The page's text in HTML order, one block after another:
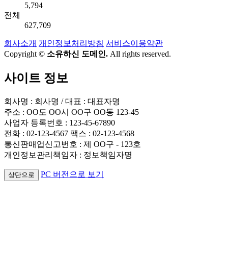
5,794
전체
627,709
회사소개 개인정보처리방침 서비스이용약관
Copyright © 소유하신 도메인. All rights reserved.
사이트 정보
회사명 : 회사명 / 대표 : 대표자명
주소 : OO도 OO시 OO구 OO동 123-45
사업자 등록번호 : 123-45-67890
전화 : 02-123-4567 팩스 : 02-123-4568
통신판매업신고번호 : 제 OO구 - 123호
개인정보관리책임자 : 정보책임자명
상단으로 PC 버전으로 보기